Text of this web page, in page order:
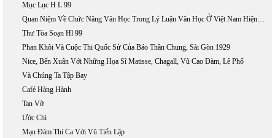
Mục Lục H L 99
Quan Niệm Về Chức Năng Văn Học Trong Lý Luận Văn Học Ở Việt Nam Hiện Nay
Thư Tòa Soạn Hl 99
Phan Khôi Và Cuộc Thi Quốc Sử Của Báo Thần Chung, Sài Gòn 1929
Nice, Bến Xuân Với Những Họa Sĩ Matisse, Chagall, Vũ Cao Đàm, Lê Phổ
Và Chúng Ta Tập Bay
Café Hàng Hành
Tan Vỡ
Ước Chi
Mạn Đàm Thi Ca Với Vũ Tiến Lập